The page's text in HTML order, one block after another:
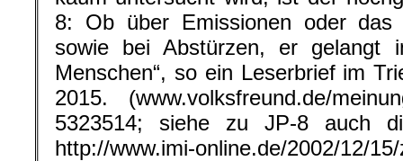
8: Ob über Emissionen oder das
sowie bei Abstürzen, er gelangt
Menschen“, so ein Leserbrief im
2015. (www.volksfreund.de/
5323514; siehe zu JP-8 auch
http://www.imi-online.de/2002/12/